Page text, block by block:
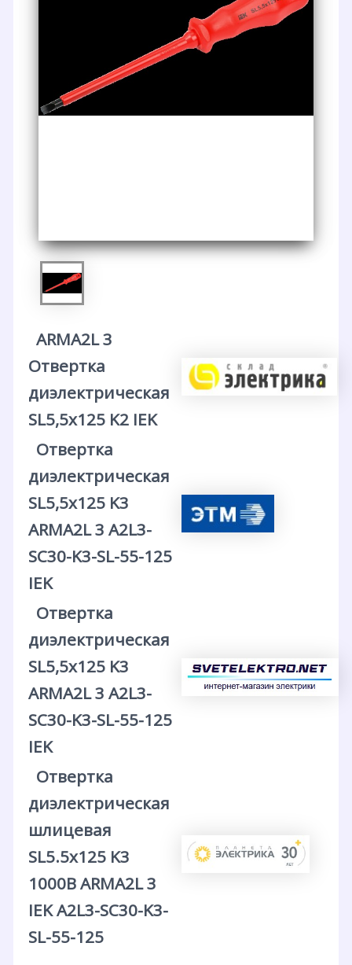
ARMA2L 3
Отвертка
диэлектрическая
SL5,5х125 K2 IEK
Отвертка
диэлектрическая
SL5,5х125 K3
ARMA2L 3 A2L3-
SC30-K3-SL-55-125
IEK
Отвертка
диэлектрическая
SL5,5х125 K3
ARMA2L 3 A2L3-
SC30-K3-SL-55-125
IEK
Отвертка
диэлектрическая
шлицевая
SL5.5х125 K3
1000В ARMA2L 3
IEK A2L3-SC30-K3-
SL-55-125